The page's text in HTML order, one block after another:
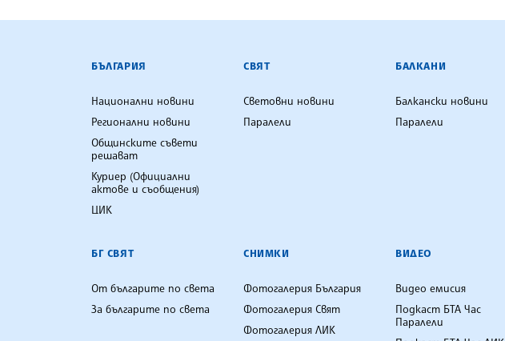
БЪЛГАРСКА ТЕЛЕГРАФНА АГЕНЦИЯ
БЪЛГАРИЯ
Национални новини
Регионални новини
Общинските съвети
решават
Куриер (Официални
актове и съобщения)
ЦИК
СВЯТ
Световни новини
Паралели
БАЛКАНИ
Балкански новини
Паралели
БГ СВЯТ
От българите по света
За българите по света
СНИМКИ
Фотогалерия България
Фотогалерия Свят
Фотогалерия ЛИК
ВИДЕО
Видео емисия
Подкаст БТА Час
Паралели